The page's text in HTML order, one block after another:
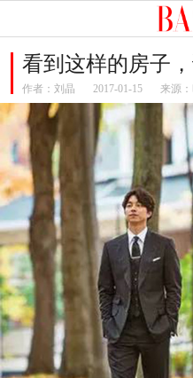
看到这样的房子
作者： 刘晶 2017-01-15 来源